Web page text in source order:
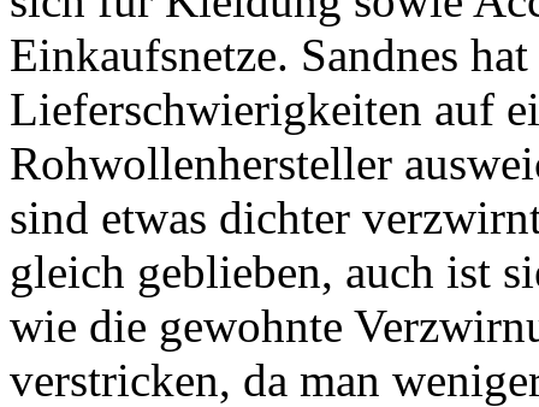
Einkaufsnetze. Sandnes
Lieferschwierigkeiten auf
Rohwollenhersteller
sind etwas dichter
gleich geblieben, auch ist
wie die gewohnte
verstricken, da man